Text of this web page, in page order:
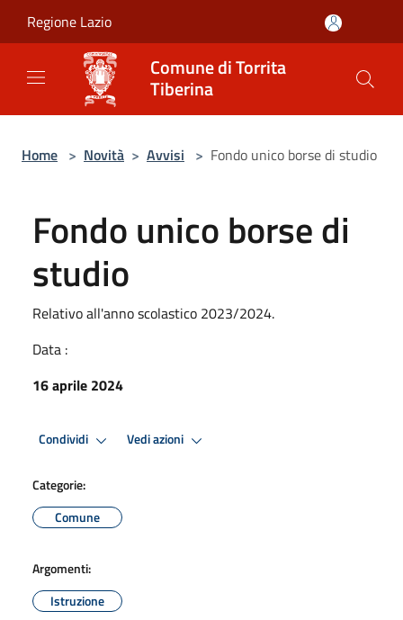
Regione Lazio
Comune di Torrita
Tiberina
Home > Novità > Avvisi > Fondo unico borse di studio
Fondo unico borse di
studio
Relativo all'anno scolastico 2023/2024.
Data :
16 aprile 2024
Condividi Vedi azioni
Categorie:
Comune
Argomenti:
Istruzione